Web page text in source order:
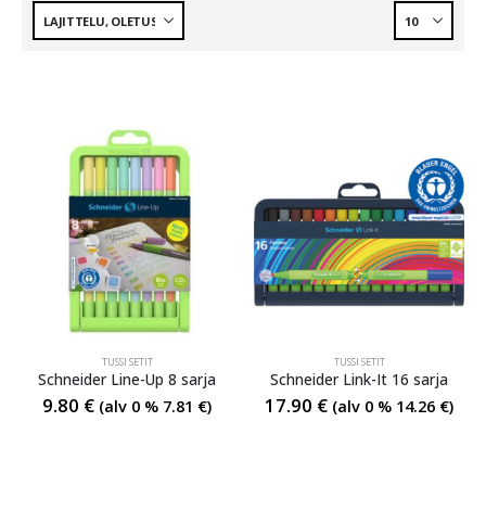
TUSSI SETIT
Schneider Line-Up 8 sarja
9.80 € (alv 0 % 7.81 €)
TUSSI SETIT
Schneider Link-It 16 sarja
17.90 € (alv 0 % 14.26 €)